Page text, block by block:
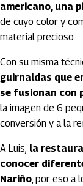
americano, una
de cuyo color y
material precioso.
Con su misma
guirnaldas que
se fusionan con
la imagen de 6
conversión y a la
A Luis, la
conocer
Nariño, por eso a